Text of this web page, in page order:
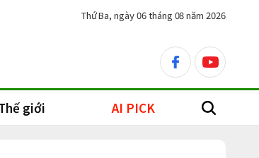
facebookyoutube
Thứ Ba, ngày 06 tháng 08 năm 2026
giới AI PICK search